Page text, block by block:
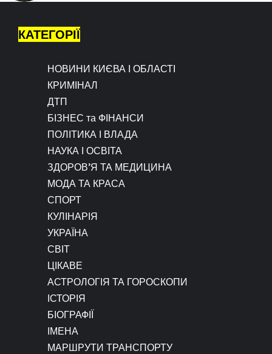
КАТЕГОРІЇ
НОВИНИ КИЄВА І ОБЛАСТІ
КРИМІНАЛ
ДТП
БІЗНЕС та ФІНАНСИ
ПОЛІТИКА І ВЛАДА
НАУКА І ОСВІТА
ЗДОРОВ’Я ТА МЕДИЦИНА
МОДА ТА КРАСА
СПОРТ
КУЛІНАРІЯ
УКРАЇНА
СВІТ
ЦІКАВЕ
АСТРОЛОГІЯ ТА ГОРОСКОПИ
ІСТОРІЯ
БІОГРАФІЇ
ІМЕНА
МАРШРУТИ ТРАНСПОРТУ